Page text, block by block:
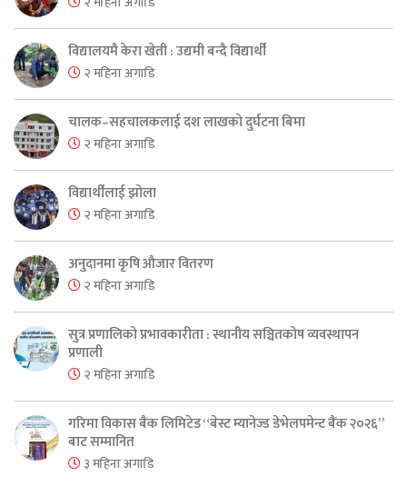
विद्यालयमै केरा खेती : उद्यमी बन्दै विद्यार्थी
२ महिना अगाडि
चालक–सहचालकलाई दश लाखको दुर्घटना बिमा
२ महिना अगाडि
विद्यार्थीलाई झोला
२ महिना अगाडि
अनुदानमा कृषि औजार वितरण
२ महिना अगाडि
सुत्र प्रणालिको प्रभावकारीता : स्थानीय सञ्चितकोष व्यवस्थापन
प्रणाली
२ महिना अगाडि
गरिमा विकास बैंक लिमिटेड “बेस्ट म्यानेज्ड डेभेलपमेन्ट बैंक २०२६”
बाट सम्मानित
३ महिना अगाडि